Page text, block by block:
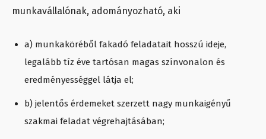
munkavállalónak, adományozható, aki
a) munkaköréből fakadó feladatait hosszú ideje,
legalább tíz éve tartósan magas színvonalon és
eredményességgel látja el;
b) jelentős érdemeket szerzett nagy munkaigényű
szakmai feladat végrehajtásában;